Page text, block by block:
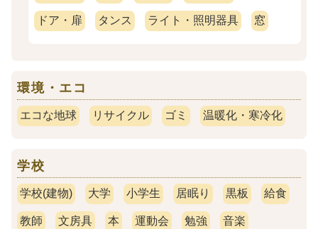
ドア・扉 タンス ライト・照明器具 窓
環境・エコ
エコな地球 リサイクル ゴミ 温暖化・寒冷化
学校
学校(建物) 大学 小学生 居眠り 黒板 給食
教師 文房具 本 運動会 勉強 音楽